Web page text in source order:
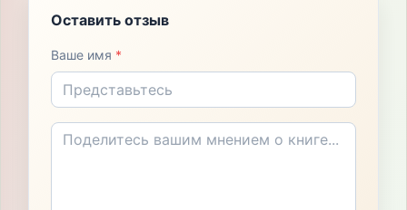
Оставить отзыв
Ваше имя *